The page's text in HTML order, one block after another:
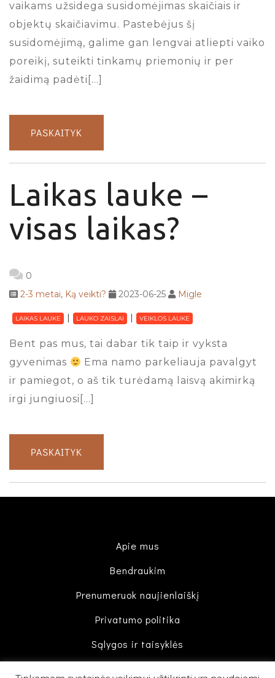
vaikams užsidega susidomėjimas skaičiais ir
objektų skaičiavimu. Pastebėjus šį
susidomėjimą, galime gan lengvai atliepti vaiko
poreikį, suteikti tinkamų priemonių ir per
žaidimą padėti[…]
PASKAITYK
Laikas lauke –
visas laikas?
0
2-3 metai, Ką veikti? 2023-06-25 Migle
LAIKAS LAUKE LAUKO ZAISLAI VEIKLOS LAUKE
Bent pas mus, tai dabar tik taip ir vyksta
gyvenimas
Ema namo parkeliauja pavalgyt
ir pamiegot, o aš tik turėdamą laisvą akimirką
irgi jungiuosi[…]
PASKAITYK
Apie mus
Bendraukim
Prenumeruok naujienlaiškį
Privatumo politika
Sąlygos ir taisyklės